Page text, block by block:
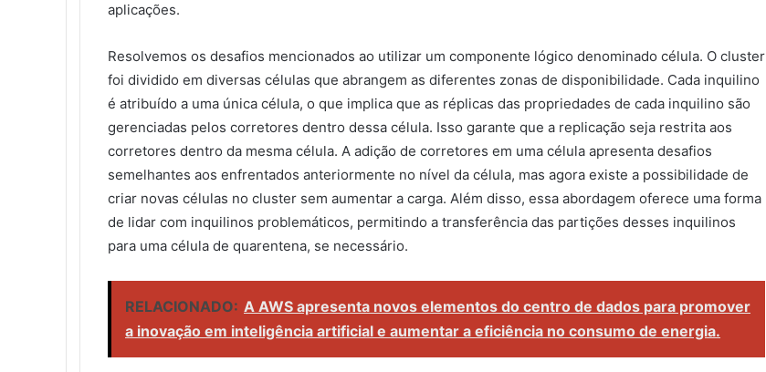
aplicações.
Resolvemos os desafios mencionados ao utilizar um componente lógico denominado célula. O cluster
foi dividido em diversas células que abrangem as diferentes zonas de disponibilidade. Cada inquilino
é atribuído a uma única célula, o que implica que as réplicas das propriedades de cada inquilino são
gerenciadas pelos corretores dentro dessa célula. Isso garante que a replicação seja restrita aos
corretores dentro da mesma célula. A adição de corretores em uma célula apresenta desafios
semelhantes aos enfrentados anteriormente no nível da célula, mas agora existe a possibilidade de
criar novas células no cluster sem aumentar a carga. Além disso, essa abordagem oferece uma forma
de lidar com inquilinos problemáticos, permitindo a transferência das partições desses inquilinos
para uma célula de quarentena, se necessário.
RELACIONADO: A AWS apresenta novos elementos do centro de dados para promover
a inovação em inteligência artificial e aumentar a eficiência no consumo de energia.